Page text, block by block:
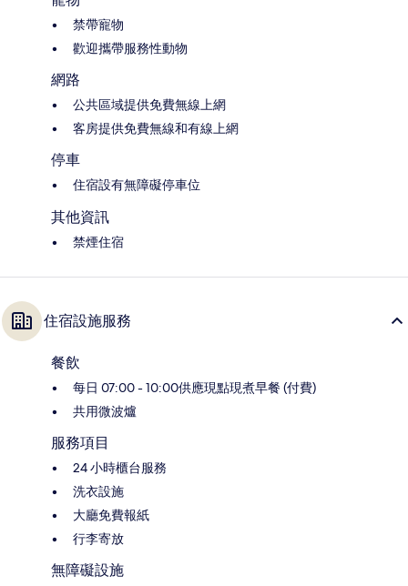
禁帶寵物
歡迎攜帶服務性動物
網路
公共區域提供免費無線上網
客房提供免費無線和有線上網
停車
住宿設有無障礙停車位
其他資訊
禁煙住宿
住宿設施服務
餐飲
每日 07:00 - 10:00供應現點現煮早餐 (付費)
共用微波爐
服務項目
24 小時櫃台服務
洗衣設施
大廳免費報紙
行李寄放
無障礙設施